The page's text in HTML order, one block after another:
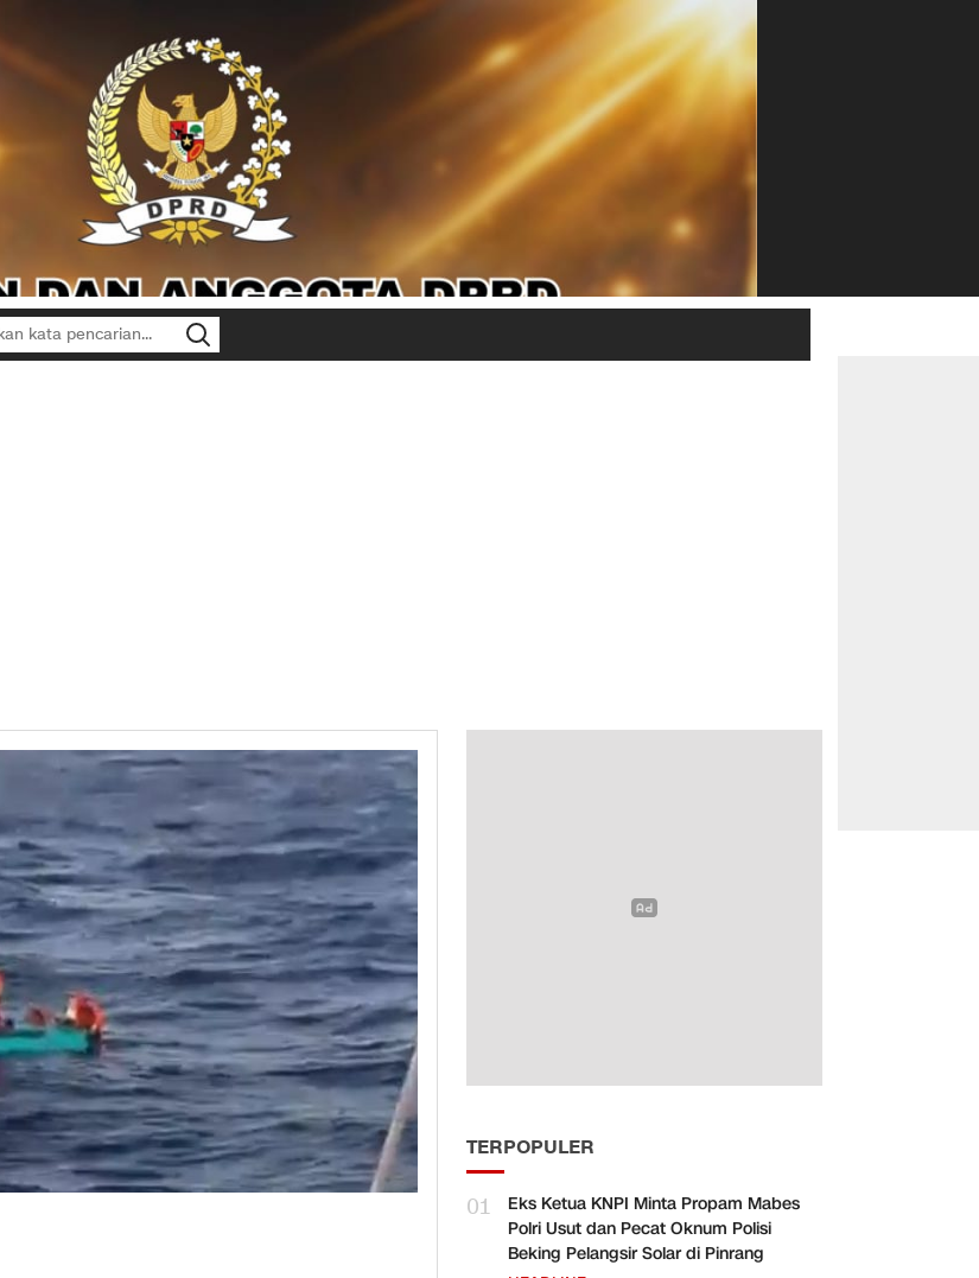
TERPOPULER
01
Eks Ketua KNPI Minta Propam Mabes
Polri Usut dan Pecat Oknum Polisi
Beking Pelangsir Solar di Pinrang